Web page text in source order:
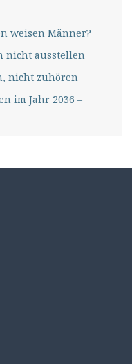
weisen Männer?
nicht ausstellen
nicht zuhören
im Jahr 2036 –